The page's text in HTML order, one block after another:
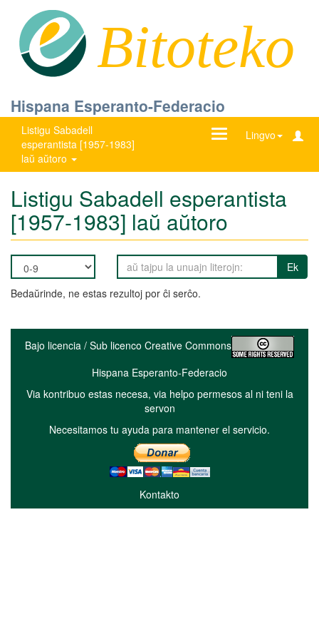
Bitoteko
Hispana Esperanto-Federacio
Listigu Sabadell
esperantista [1957-1983]
laŭ aŭtoro
Lingvo
Ŝanĝu
Listigu Sabadell esperantista
[1957-1983] laŭ aŭtoro
Ek
Bedaŭrinde, ne estas rezultoj por ĉi serĉo.
Bajo licencia / Sub licenco Creative Commons
Hispana Esperanto-Federacio
Via kontribuo estas necesa, via helpo permesos al ni teni la
servon
Necesitamos tu ayuda para mantener el servicio.
Kontakto